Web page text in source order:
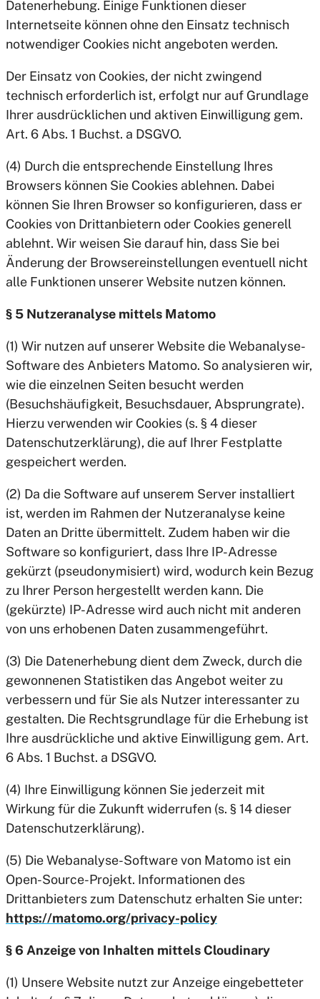
Datenerhebung. Einige Funktionen dieser
Internetseite können ohne den Einsatz technisch
notwendiger Cookies nicht angeboten werden.
Der Einsatz von Cookies, der nicht zwingend
technisch erforderlich ist, erfolgt nur auf Grundlage
Ihrer ausdrücklichen und aktiven Einwilligung gem.
Art. 6 Abs. 1 Buchst. a DSGVO.
(4) Durch die entsprechende Einstellung Ihres
Browsers können Sie Cookies ablehnen. Dabei
können Sie Ihren Browser so konfigurieren, dass er
Cookies von Drittanbietern oder Cookies generell
ablehnt. Wir weisen Sie darauf hin, dass Sie bei
Änderung der Browsereinstellungen eventuell nicht
alle Funktionen unserer Website nutzen können.
§ 5 Nutzeranalyse mittels Matomo
(1) Wir nutzen auf unserer Website die Webanalyse-
Software des Anbieters Matomo. So analysieren wir,
wie die einzelnen Seiten besucht werden
(Besuchshäufigkeit, Besuchsdauer, Absprungrate).
Hierzu verwenden wir Cookies (s. § 4 dieser
Datenschutzerklärung), die auf Ihrer Festplatte
gespeichert werden.
(2) Da die Software auf unserem Server installiert
ist, werden im Rahmen der Nutzeranalyse keine
Daten an Dritte übermittelt. Zudem haben wir die
Software so konfiguriert, dass Ihre IP-Adresse
gekürzt (pseudonymisiert) wird, wodurch kein Bezug
zu Ihrer Person hergestellt werden kann. Die
(gekürzte) IP-Adresse wird auch nicht mit anderen
von uns erhobenen Daten zusammengeführt.
(3) Die Datenerhebung dient dem Zweck, durch die
gewonnenen Statistiken das Angebot weiter zu
verbessern und für Sie als Nutzer interessanter zu
gestalten. Die Rechtsgrundlage für die Erhebung ist
Ihre ausdrückliche und aktive Einwilligung gem. Art.
6 Abs. 1 Buchst. a DSGVO.
(4) Ihre Einwilligung können Sie jederzeit mit
Wirkung für die Zukunft widerrufen (s. § 14 dieser
Datenschutzerklärung).
(5) Die Webanalyse-Software von Matomo ist ein
Open-Source-Projekt. Informationen des
Drittanbieters zum Datenschutz erhalten Sie unter:
https://matomo.org/privacy-policy
§ 6 Anzeige von Inhalten mittels Cloudinary
(1) Unsere Website nutzt zur Anzeige eingebetteter